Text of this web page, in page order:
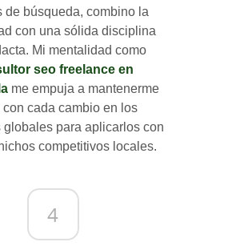
de búsqueda, combino la
con una sólida disciplina
Mi mentalidad como
seo freelance en
me empuja a mantenerme
con cada cambio en los
globales para aplicarlos con
competitivos locales.
4